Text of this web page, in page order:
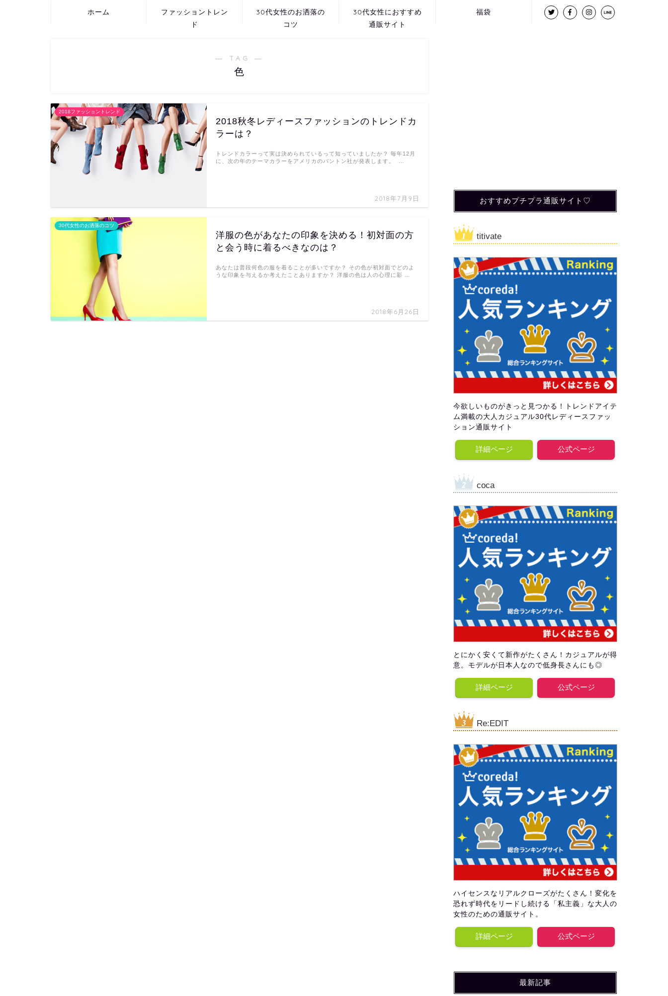
ホーム
ファッショントレン
ド
30代女性のお洒落の
コツ
30代女性におすすめ
通販サイト
福袋
― TAG ―
色
2018ファッショントレンド
2018秋冬レディースファッションのトレンドカ
ラーは？
2018年7月9日
トレンドカラーって実は決められているって知っていましたか？ 毎年12月
に、次の年のテーマカラーをアメリカのパントン社が発表します。 …
30代女性のお洒落のコツ
洋服の色があなたの印象を決める！初対面の方
と会う時に着るべきなのは？
2018年6月26日
あなたは普段何色の服を着ることが多いですか？ その色が初対面でどのよ
うな印象を与えるか考えたことありますか？ 洋服の色は人の心理に影 …
おすすめプチプラ通販サイト♡
titivate
今欲しいものがきっと見つかる！トレンドアイテ
ム満載の大人カジュアル30代レディースファッ
ション通販サイト
詳細ページ 公式ページ
coca
とにかく安くて新作がたくさん！カジュアルが得
意。モデルが日本人なので低身長さんにも◎
詳細ページ 公式ページ
Re:EDIT
ハイセンスなリアルクローズがたくさん！変化を
恐れず時代をリードし続ける「私主義」な大人の
女性のための通販サイト。
詳細ページ 公式ページ
最新記事